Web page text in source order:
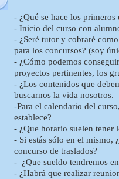
- ¿Qué se hace los
- Inicio del curso con
- ¿Seré tutor y cobraré
para los concursos? (soy
- ¿Cómo podemos
proyectos pertinentes, los
- ¿Los contenidos que
buscarnos la vida nosotros.
-Para el calendario del
establece?
- ¿Que horario suelen tener
- Si estás sólo en el mismo,
concurso de traslados?
- ¿Que sueldo tendremos en
- ¿Habrá que realizar